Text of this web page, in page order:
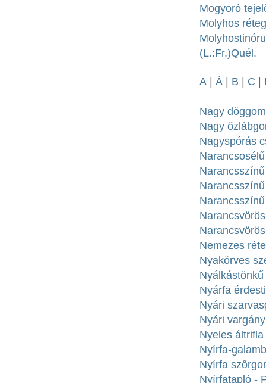
Mogyoró
Molyhos
(L.:Fr.)Quél.
A Á B C
Nagy
Nagy
Nagyspórás
Nemezes
Nyakörves
Nyárfa
Nyári
Nyári
Nyeles
Nyírfa-
Nyírfa
Nyírfatapló -